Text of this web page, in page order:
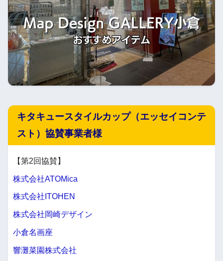
キタキュースタイルカップ（エッセイコンテ
スト）協賛事業者様
【第2回協賛】
株式会社ATOMica
株式会社ITOHEN
株式会社岡崎デザイン
小倉名画座
響灘菜園株式会社